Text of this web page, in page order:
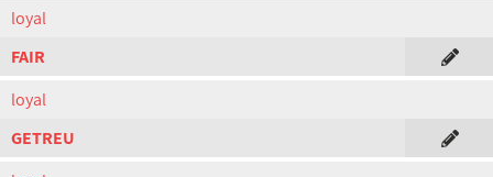
loyal
FAIR
loyal
GETREU